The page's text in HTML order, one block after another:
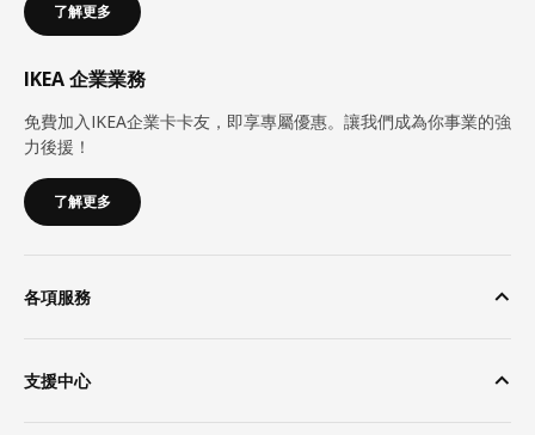
了解更多
IKEA 企業業務
免費加入IKEA企業卡卡友，即享專屬優惠。讓我們成為你事業的強
力後援！
了解更多
各項服務
支援中心